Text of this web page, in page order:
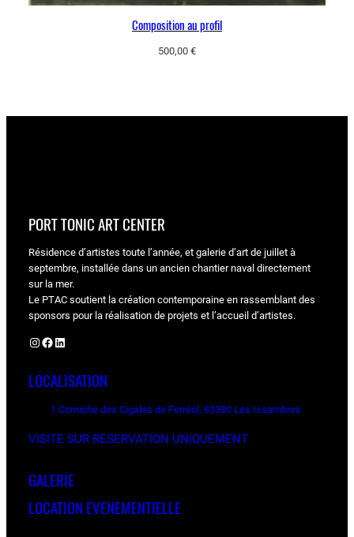
Composition au profil
500,00 €
PORT TONIC ART CENTER
Résidence d’artistes toute l’année, et galerie d’art de juillet à
septembre, installée dans un ancien chantier naval directement
sur la mer.
Le PTAC soutient la création contemporaine en rassemblant des
sponsors pour la réalisation de projets et l’accueil d’artistes.
Instagram Facebook LinkedIn
LOCALISATION
1 Corniche des Cigales de Ferréol, 83380 Les Issambres
VISITE SUR RESERVATION UNIQUEMENT
GALERIE
LOCATION EVENEMENTIELLE